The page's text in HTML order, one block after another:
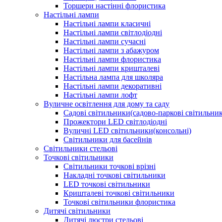
Торшери настінні флористика
Настільні лампи
Настільні лампи класичні
Настільні лампи світлодіодні
Настільні лампи сучасні
Настільні лампи з абажуром
Настільні лампи флористика
Настільні лампи кришталеві
Настільна лампа для школяра
Настільні лампи декоративні
Настільні лампи лофт
Вуличне освітлення для дому та саду
Садові світильники(садово-паркові
Прожектори LED світлодіодні
Вуличні LED світильники(консольні)
Світильники для басейнів
Світильники стельові
Точкові світильники
Світильники точкові врізні
Накладні точкові світильники
LED точкові світильники
Кришталеві точкові світильники
Точкові світильники флористика
Дитячі світильники
Дитячі люстри стельові